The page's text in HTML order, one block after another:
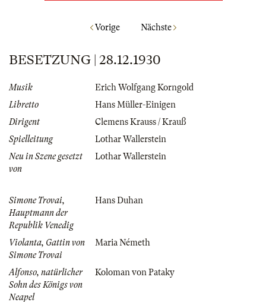
Vorige Nächste
BESETZUNG | 28.12.1930
Musik
Erich Wolfgang Korngold
Libretto
Hans Müller-Einigen
Dirigent
Clemens Krauss / Krauß
Spielleitung
Lothar Wallerstein
Neu in Szene gesetzt
von
Lothar Wallerstein
Simone Trovai,
Hauptmann der
Republik Venedig
Hans Duhan
Violanta, Gattin von
Simone Trovai
Maria Németh
Alfonso, natürlicher
Sohn des Königs von
Neapel
Koloman von Pataky